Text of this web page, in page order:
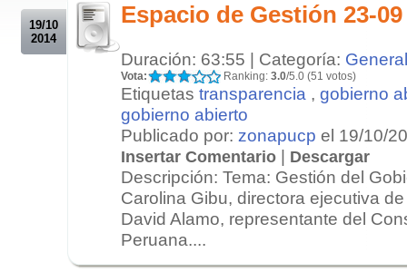
19/10
2014
Espacio de Gestión 23-09
Duración: 63:55 | Categoría: General
Vota: Ranking: 3.0/5.0 (51 votos)
Etiquetas transparencia , gobierno
gobierno abierto
Publicado por: zonapucp el 19/10/
Insertar Comentario | Descargar
Descripción: Tema: Gestión del
Carolina Gibu, directora ejecutiva
David Alamo, representante del
Peruana....